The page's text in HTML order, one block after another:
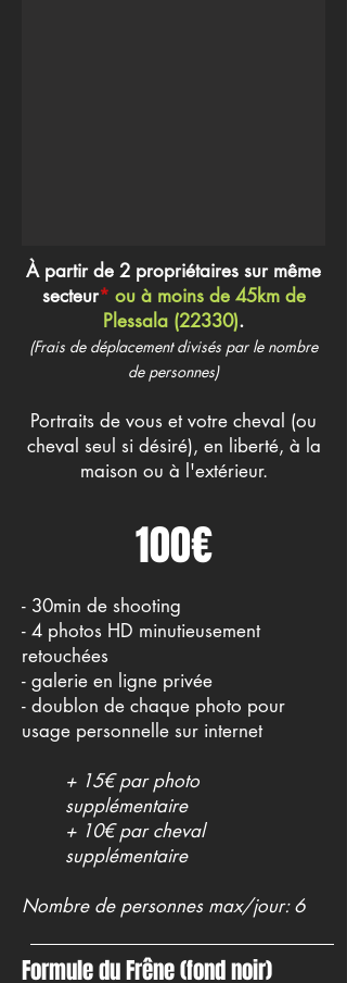
À partir de 2 propriétaires sur même
secteur* ou à moins de 45km de
Plessala (22330).
(Frais de déplacement divisés par le nombre
de personnes)
Portraits de vous et votre cheval (ou
cheval seul si désiré), en liberté, à la
maison ou à l'extérieur.
100€
- 30min de shooting
- 4 photos HD minutieusement
retouchées
- galerie en ligne privée
- doublon de chaque photo pour
usage personnelle sur internet
+ 15€ par photo
supplémentaire
+ 10€ par cheval
supplémentaire
Nombre de personnes max/jour: 6
Formule du Frêne (fond noir)